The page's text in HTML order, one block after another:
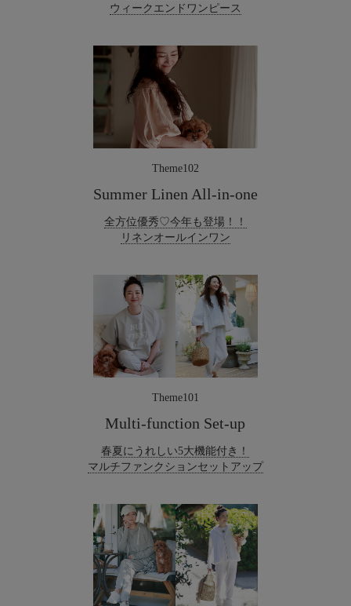
ウィークエンドワンピース
Theme102
Summer Linen All-in-one
全方位優秀♡今年も登場！！
リネンオールインワン
Theme101
Multi-function Set-up
春夏にうれしい5大機能付き！
マルチファンクションセットアップ